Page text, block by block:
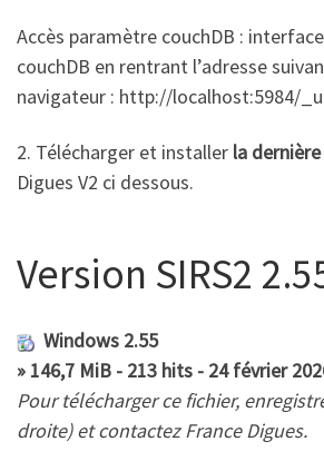
Accès paramètre couchDB :
couchDB en rentrant l’adresse
navigateur : http://localhost:5984/
2. Télécharger et installer la
Digues V2 ci dessous.
Version SIRS2
Windows 2.55
» 146,7 MiB - 213 hits - 24 février
Pour télécharger ce fichier,
droite) et contactez France Digues.